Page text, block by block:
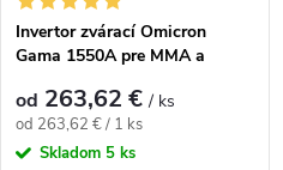
Invertor zvárací Omicron
Gama 1550A pre MMA a
od 263,62 €/ ks
Jednotková cena:
od 263,62 € / 1 ks
Skladom 5 ks